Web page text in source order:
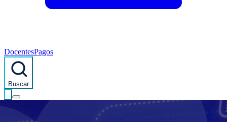
DocentesPagos
Buscar